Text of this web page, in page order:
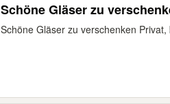
Schöne Gläser zu
Schöne Gläser zu verschenken